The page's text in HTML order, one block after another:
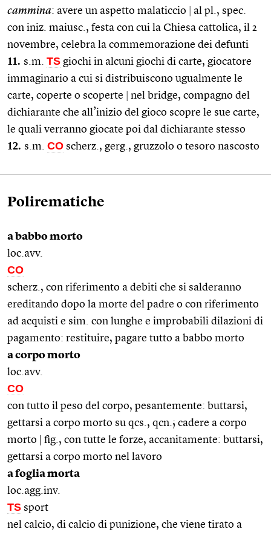
cammina: avere un aspetto malaticcio
al pl., spec.
con iniz. maiusc., festa con cui la Chiesa cattolica, il 2
novembre, celebra la commemorazione dei defunti
11. s.m. TS giochi in alcuni giochi di carte, giocatore
immaginario a cui si distribuiscono ugualmente le
carte, coperte o scoperte
nel bridge, compagno del
dichiarante che all’inizio del gioco scopre le sue carte,
le quali verranno giocate poi dal dichiarante stesso
12. s.m. CO scherz., gerg., gruzzolo o tesoro nascosto
Polirematiche
a babbo morto
loc.avv.
CO
scherz., con riferimento a debiti che si salderanno
ereditando dopo la morte del padre o con riferimento
ad acquisti e sim. con lunghe e improbabili dilazioni di
pagamento: restituire, pagare tutto a babbo morto
a corpo morto
loc.avv.
CO
con tutto il peso del corpo, pesantemente: buttarsi,
gettarsi a corpo morto su qcs., qcn.; cadere a corpo
morto | fig., con tutte le forze, accanitamente: buttarsi,
gettarsi a corpo morto nel lavoro
a foglia morta
loc.agg.inv.
TS sport
nel calcio, di calcio di punizione, che viene tirato a